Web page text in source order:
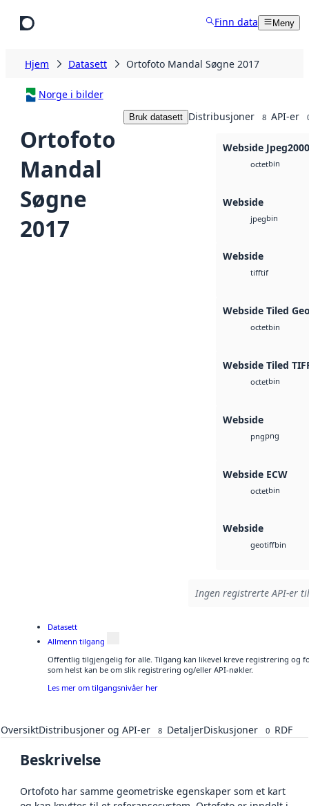
Finn data Meny
Hjem Datasett Ortofoto Mandal Søgne 2017
Norge i bilder
Ortofoto
Mandal
Søgne
2017
Bruk datasett Distribusjoner 8 API-er
Webside Jpeg2000
octetbin
Webside
jpegbin
Webside
tifftif
Webside Tiled
octetbin
Webside Tiled
octetbin
Webside
pngpng
Webside ECW
octetbin
Webside
geotiffbin
Ingen registrerte API-er
Datasett
Allmenn tilgang
Offentlig tilgjengelig for alle. Tilgang kan likevel kreve registrering og
som helst kan be om slik registrering og/eller API-nøkler.
Les mer om tilgangsnivåer her
OversiktDistribusjoner og API-er 8 DetaljerDiskusjoner 0 RDF
Beskrivelse
Ortofoto har samme geometriske egenskaper som et kart